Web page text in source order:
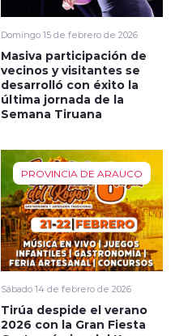
Domingo 15 de febrero de 2026
Masiva participación de
vecinos y visitantes se
desarrolló con éxito la
última jornada de la
Semana Tiruana
PROVINCIA DE ARAUCO
Sábado 14 de febrero de 2026
Tirúa despide el verano
2026 con la Gran Fiesta